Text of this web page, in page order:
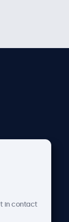
in contact